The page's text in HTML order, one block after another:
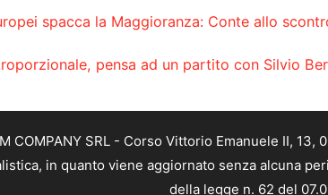
spacca la Maggioranza: Conte allo
pensa ad un partito con Silvio
COMPANY SRL - Corso Vittorio Emanuele II,
in quanto viene aggiornato senza alcuna
della legge n. 62 del